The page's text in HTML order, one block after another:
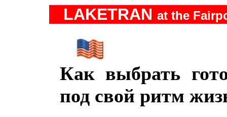
LAKETRAN at the
Как выбрать
под свой ритм